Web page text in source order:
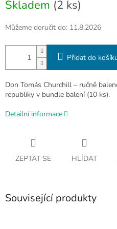
Skladem (2 ks)
Můžeme doručit do: 11.8.2026
Přidat do
Don Tomás Churchill – ručně
republiky v bundle balení (10 ks).
Detailní informace
ZEPTAT SE HLÍDAT
Související produkty